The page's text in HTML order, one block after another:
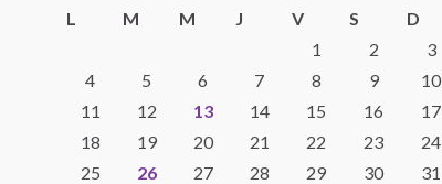
L
M M J V S
D
1
2
3
4
5 6 7 8 9
10
11
12 13 14 15 16
17
18
19 20 21 22 23
24
25
26 27 28 29 30
31